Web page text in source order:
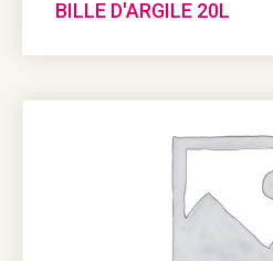
BILLE D'ARGILE 20L